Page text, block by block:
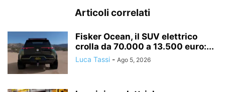
Articoli correlati
Fisker Ocean, il SUV elettrico
crolla da 70.000 a 13.500 euro:...
Luca Tassi - Ago 5, 2026